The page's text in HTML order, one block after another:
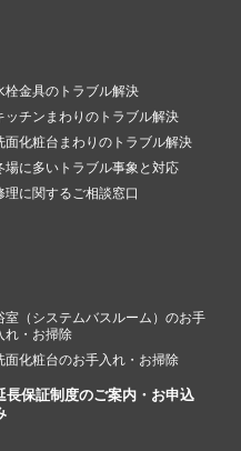
栓金具のトラブル解決
ッチンまわりのトラブル解決
面化粧台まわりのトラブル解決
場に多いトラブル事象と対応
理に関するご相談窓口
室（システムバスルーム）のお手
れ・お掃除
面化粧台のお手入れ・お掃除
長保証制度のご案内・お申込